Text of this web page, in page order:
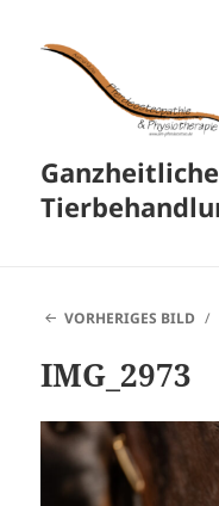
Ganzheitliche
VORHERIGES BILD
IMG_2973